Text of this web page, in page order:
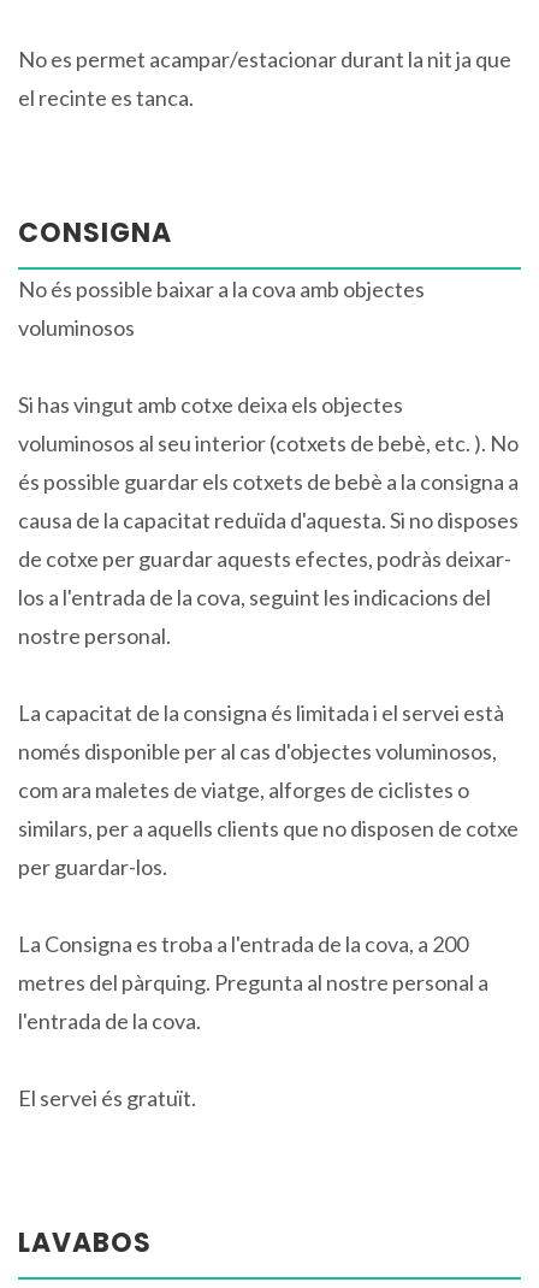
No es permet acampar/estacionar durant la nit ja que
el recinte es tanca.
CONSIGNA
No és possible baixar a la cova amb objectes
voluminosos
Si has vingut amb cotxe deixa els objectes
voluminosos al seu interior (cotxets de bebè, etc. ). No
és possible guardar els cotxets de bebè a la consigna a
causa de la capacitat reduïda d'aquesta. Si no disposes
de cotxe per guardar aquests efectes, podràs deixar-
los a l'entrada de la cova, seguint les indicacions del
nostre personal.
La capacitat de la consigna és limitada i el servei està
només disponible per al cas d'objectes voluminosos,
com ara maletes de viatge, alforges de ciclistes o
similars, per a aquells clients que no disposen de cotxe
per guardar-los.
La Consigna es troba a l'entrada de la cova, a 200
metres del pàrquing. Pregunta al nostre personal a
l'entrada de la cova.
El servei és gratuït.
LAVABOS